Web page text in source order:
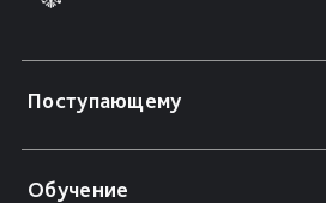
Поступающему
Обучение